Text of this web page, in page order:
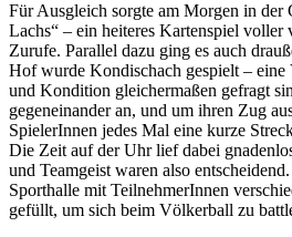
Für Ausgleich sorgte am Morgen in der
Lachs“ – ein heiteres Kartenspiel voller
Zurufe. Parallel dazu ging es auch
Hof wurde Kondischach gespielt –
und Kondition gleichermaßen gefragt
gegeneinander an, und um ihren Zug
SpielerInnen jedes Mal eine kurze
Die Zeit auf der Uhr lief dabei
und Teamgeist waren also
Sporthalle mit TeilnehmerInnen
gefüllt, um sich beim Völkerball zu